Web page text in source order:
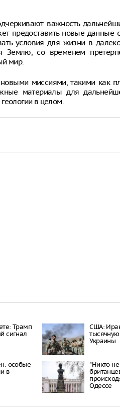
важность
предоставить новые данные
условия для жизни в
Землю, со временем
мир.
миссиями, такими как
материалы для
в целом.
Трамп
сигнал
США:
Украины
особые
в
"Никто
Одессе